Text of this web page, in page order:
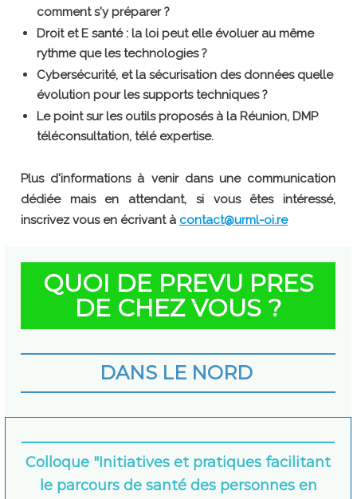
comment s'y préparer ?
Droit et E santé : la loi peut elle évoluer au même
rythme que les technologies ?
Cybersécurité, et la sécurisation des données quelle
évolution pour les supports techniques ?
Le point sur les outils proposés à la Réunion, DMP
téléconsultation, télé expertise.
Plus d'informations à venir dans une communication
dédiée mais en attendant, si vous êtes intéressé,
inscrivez vous en écrivant à contact@urml-oi.re
QUOI DE PREVU PRES
DE CHEZ VOUS ?
DANS LE NORD
Colloque "Initiatives et pratiques facilitant
le parcours de santé des personnes en